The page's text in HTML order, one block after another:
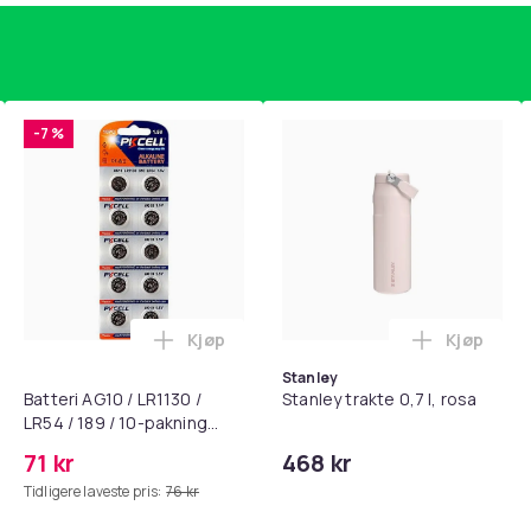
og ekstremvær.
Grön
4ed5e5ad-487a-4dc0-8a14-5c59a6adb2d0
- mage- og kjernetrening, yoga og
for Bose QC35 I/II, QC25, QC15, QC 2 AE 2, AE 2i, AE 2w,
-7 %
Batteri AG10 / LR1130 /
LR54 / 189 / 10-pakning
71 kr
Tidligere laveste pris: 76 kr
Legg Batteri AG10 / LR1130 / LR54 / 189
Kjøp
Stanley
Stanley trakte 0,7 l, rosa
468 kr
Legg
Kjøp